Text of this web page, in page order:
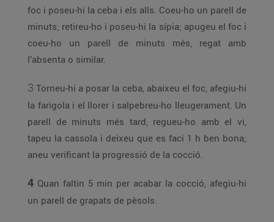
foc i poseu-hi la ceba i els alls. Coeu-ho un parell de
minuts; retireu-ho i poseu-hi la sípia; apugeu el foc i
coeu-ho un parell de minuts més, regat amb
l’absenta o similar.
3 Torneu-hi a posar la ceba, abaixeu el foc, afegiu-hi
la farigola i el llorer i salpebreu-ho lleugerament. Un
parell de minuts més tard, regueu-ho amb el vi,
tapeu la cassola i deixeu que es faci 1 h ben bona;
aneu verificant la progressió de la cocció.
4 Quan faltin 5 min per acabar la cocció, afegiu-hi
un parell de grapats de pèsols.